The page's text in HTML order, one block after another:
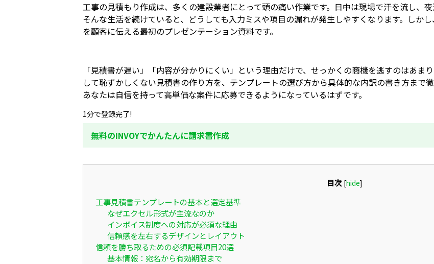
工事の見積もり作成は、多くの建設業者にとって頭の痛い作業です。日中は現場で汗を流し、
そんな生活を続けていると、どうしても入力ミスや項目の漏れが発生しやすくなります。しか
を顧客に伝える最初のプレゼンテーション資料です。
「見積書が遅い」「内容が分かりにくい」という理由だけで、せっかくの商機を逃すのはあま
して恥ずかしくない見積書の作り方を、テンプレートの選び方から具体的な内訳の書き方まで
あなたは自信を持って高単価な案件に応募できるようになっているはずです。
1分で登録完了!
無料のINVOYでかんたんに請求書作成
目次 [hide]
工事見積書テンプレートの基本と選定基準
なぜエクセル形式が主流なのか
インボイス制度への対応が必須な理由
信頼感を左右するデザインとレイアウト
信頼を勝ち取るための必須記載項目20選
基本情報：宛名から有効期限まで